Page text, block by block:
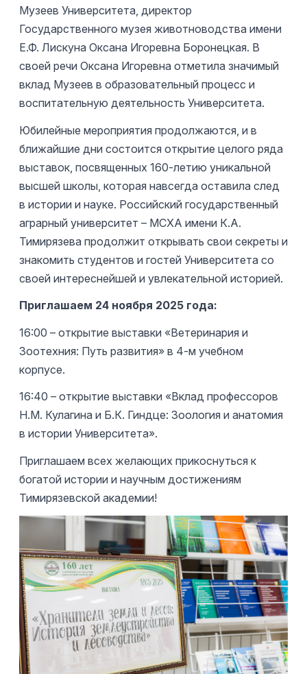
Музеев Университета, директор
Государственного музея животноводства имени
Е.Ф. Лискуна Оксана Игоревна Боронецкая. В
своей речи Оксана Игоревна отметила значимый
вклад Музеев в образовательный процесс и
воспитательную деятельность Университета.
Юбилейные мероприятия продолжаются, и в
ближайшие дни состоится открытие целого ряда
выставок, посвященных 160-летию уникальной
высшей школы, которая навсегда оставила след
в истории и науке. Российский государственный
аграрный университет – МСХА имени К.А.
Тимирязева продолжит открывать свои секреты и
знакомить студентов и гостей Университета со
своей интереснейшей и увлекательной историей.
Приглашаем 24 ноября 2025 года:
16:00 – открытие выставки «Ветеринария и
Зоотехния: Путь развития» в 4-м учебном
корпусе.
16:40 – открытие выставки «Вклад профессоров
Н.М. Кулагина и Б.К. Гиндце: Зоология и анатомия
в истории Университета».
Приглашаем всех желающих прикоснуться к
богатой истории и научным достижениям
Тимирязевской академии!